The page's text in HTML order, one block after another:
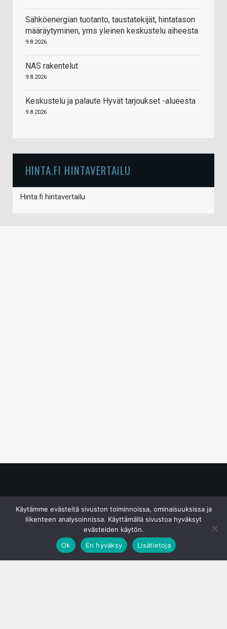
Sähköenergian tuotanto, taustatekijät, hintatason
määräytyminen, yms yleinen keskustelu aiheesta
9.8.2026
NAS rakentelut
9.8.2026
Keskustelu ja palaute Hyvät tarjoukset -alueesta
9.8.2026
HINTA.FI HINTAVERTAILU
Hinta.fi hintavertailu
Käytämme evästeitä sivuston toiminnoissa, ominaisuuksissa ja
liikenteen analysoinnissa. Käyttämällä sivustoa hyväksyt
evästeiden käytön.
Ok
En hyväksy Lisätietoja